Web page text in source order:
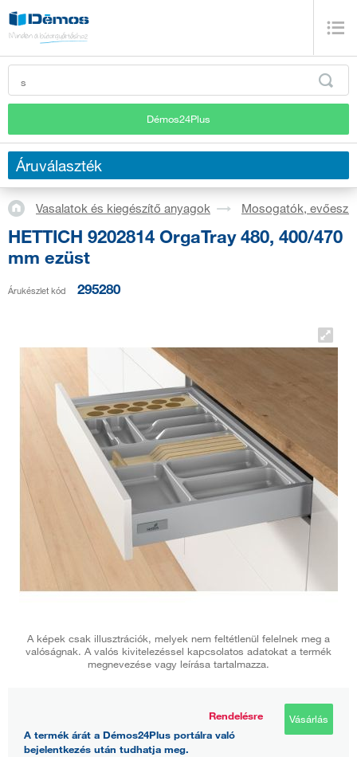
Démos24Plus
Áruválaszték
Vasalatok és kiegészítő anyagok Mosogatók,
HETTICH 9202814 OrgaTray 480, 400/470
mm ezüst
Árukészlet kód 295280
A képek csak illusztrációk, melyek nem feltétlenül felelnek meg a
valóságnak. A valós kivitelezéssel kapcsolatos adatokat a termék
megnevezése vagy leírása tartalmazza.
Rendelésre
A termék árát a Démos24Plus portálra való
bejelentkezés után tudhatja meg.
Vásárlás